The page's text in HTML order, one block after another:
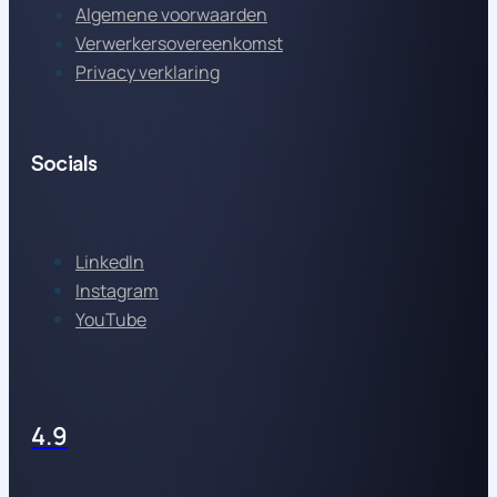
Algemene voorwaarden
Verwerkersovereenkomst
Privacy verklaring
Socials
LinkedIn
Instagram
YouTube
4.9